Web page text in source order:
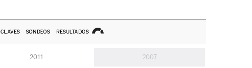
CLAVES SONDEOS RESULTADOS
2011 2007